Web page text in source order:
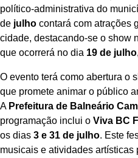
político-administrativa do
de julho contará com atrações
cidade, destacando-se o show
que ocorrerá no dia 19 de julho
O evento terá como abertura o
que promete animar o público
A Prefeitura de Balneário
programação inclui o Viva BC
os dias 3 e 31 de julho. Este
musicais e atividades artísticas